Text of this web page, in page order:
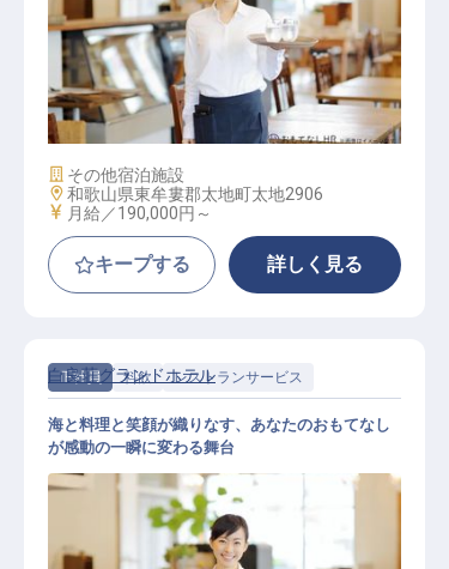
レストランサービス / 正社員
施設業態
その他宿泊施設
勤務地
和歌山県東牟婁郡太地町太地2906
給与
月給／190,000円～
キープする 詳しく見る
正社員 料飲 レストランサービス
白良荘グランドホテル
海と料理と笑顔が織りなす、あなたのおもてなし
が感動の一瞬に変わる舞台